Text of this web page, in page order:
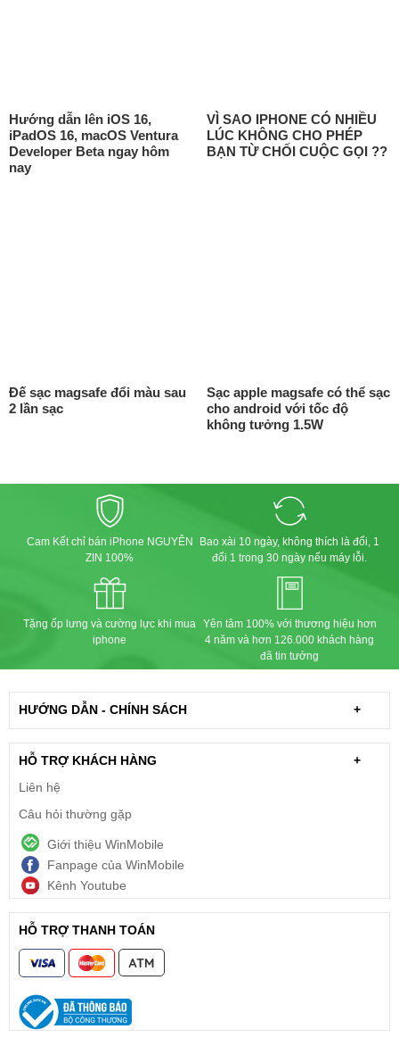
Hướng dẫn lên iOS 16,
iPadOS 16, macOS Ventura
Developer Beta ngay hôm
nay
VÌ SAO IPHONE CÓ NHIỀU
LÚC KHÔNG CHO PHÉP
BẠN TỪ CHỐI CUỘC GỌI ??
Đế sạc magsafe đổi màu sau
2 lần sạc
Sạc apple magsafe có thể sạc
cho android với tốc độ
không tưởng 1.5W
Cam Kết chỉ bán iPhone NGUYÊN
ZIN 100%
Bao xài 10 ngày, không thích là đổi, 1
đổi 1 trong 30 ngày nếu máy lỗi.
Tặng ốp lưng và cường lực khi mua
iphone
Yên tâm 100% với thương hiệu hơn
4 năm và hơn 126.000 khách hàng
đã tin tưởng
HƯỚNG DẪN - CHÍNH SÁCH +
HỖ TRỢ KHÁCH HÀNG
+
Liên hệ
Câu hỏi thường gặp
Giới thiệu WinMobile
Fanpage của WinMobile
Kênh Youtube
HỖ TRỢ THANH TOÁN